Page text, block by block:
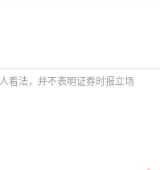
看法，并不表明证券时报立场